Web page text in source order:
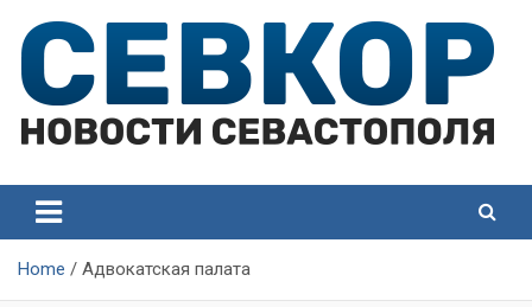
content
Севастополя
Севастополя
Home Адвокатская палата